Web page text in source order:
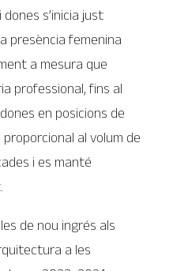
s’inicia just
presència femenina
a mesura que
professional, fins al
en posicions de
al volum de
i es manté
de nou ingrés als
a les